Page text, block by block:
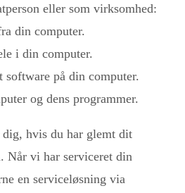
eller som virksomhed:
din computer.
i din computer.
software på din computer.
og dens programmer.
hvis du har glemt dit
Når vi har serviceret din
en serviceløsning via